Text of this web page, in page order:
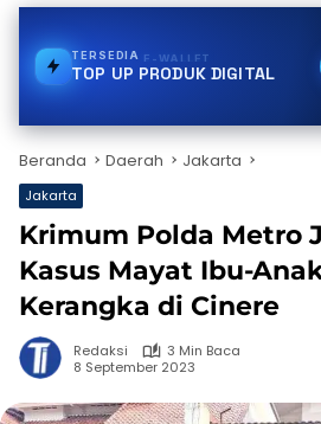
TERSEDIA PDAM
TOP UP PRODUK DIGITAL
Beranda Daerah Jakarta
Jakarta
Krimum Polda Metro
Kasus Mayat Ibu-
Kerangka di Cinere
Redaksi
3 Min Baca
8 September 2023